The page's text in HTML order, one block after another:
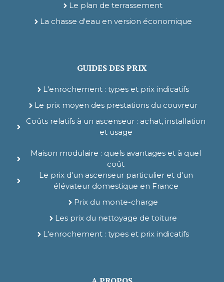
Le plan de terrassement
La chasse d'eau en version économique
GUIDES DES PRIX
L'enrochement : types et prix indicatifs
Le prix moyen des prestations du couvreur
Coûts relatifs à un ascenseur : achat, installation
et usage
Maison modulaire : quels avantages et à quel
coût
Le prix d'un ascenseur particulier et d'un
élévateur domestique en France
Prix du monte-charge
Les prix du nettoyage de toiture
L'enrochement : types et prix indicatifs